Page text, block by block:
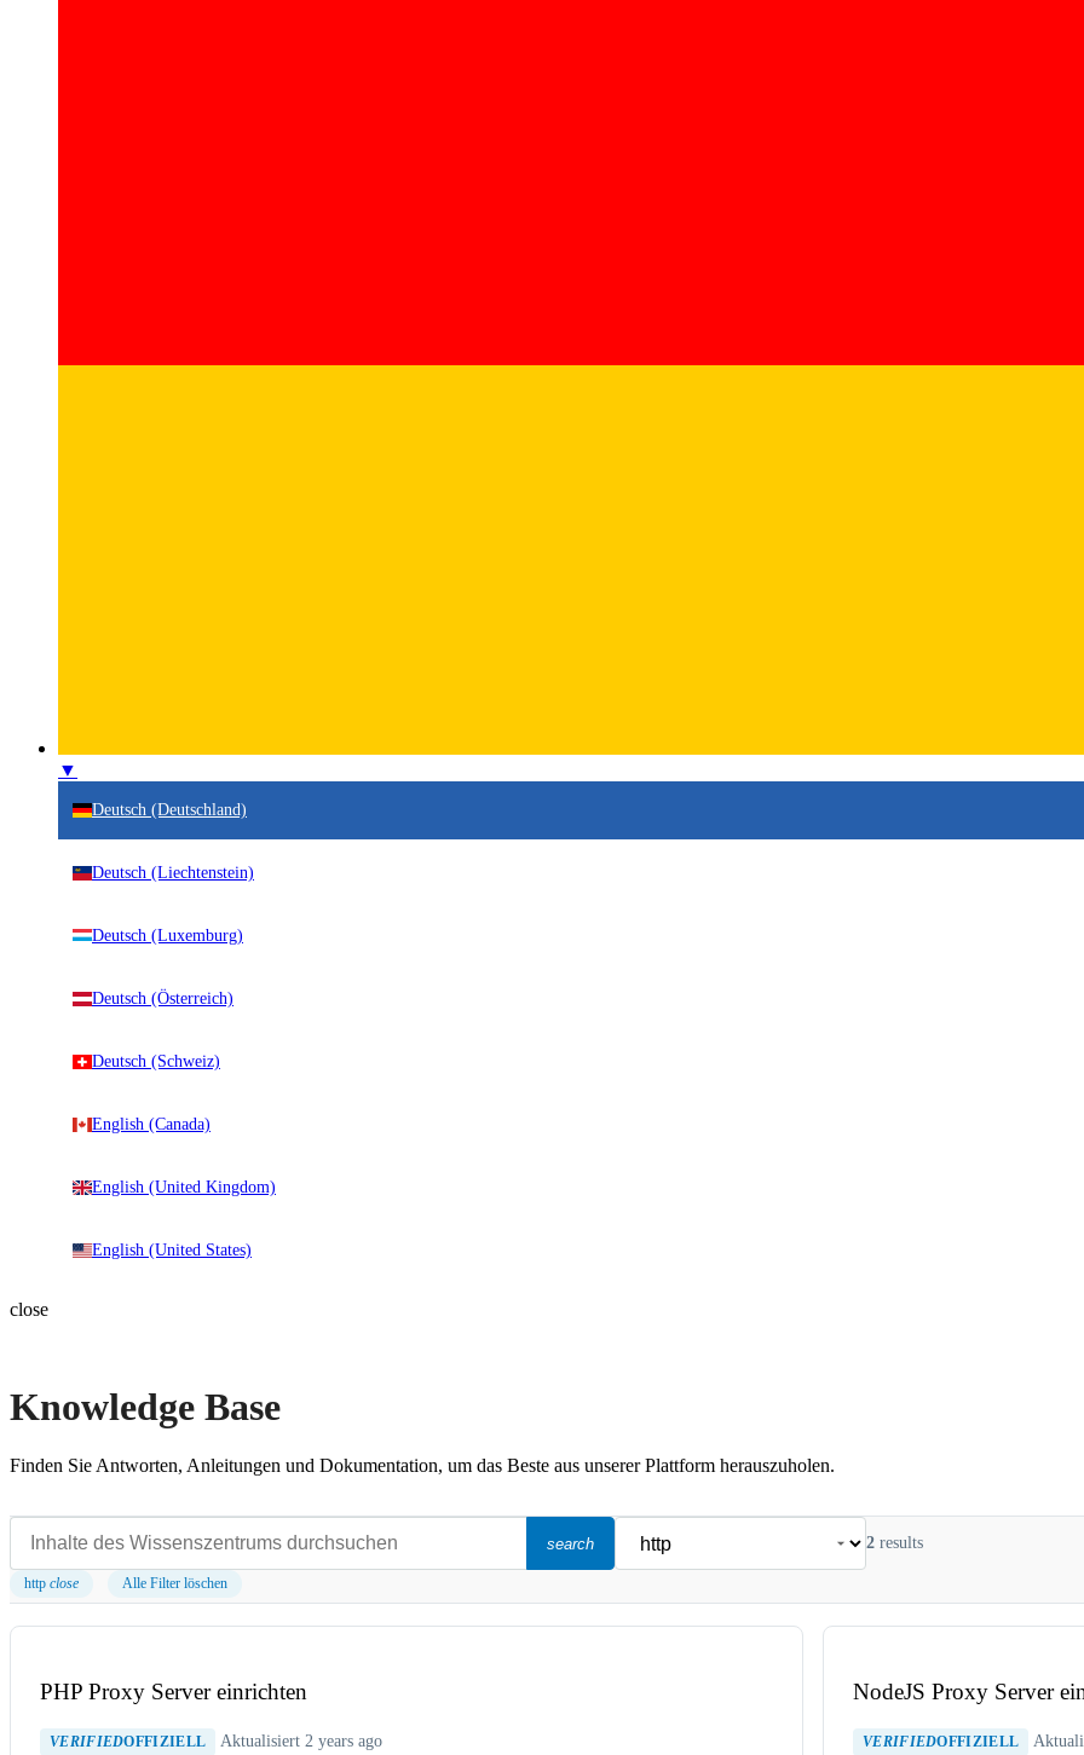
▼
Deutsch (Deutschland)
Deutsch (Liechtenstein)
Deutsch (Luxemburg)
Deutsch (Österreich)
Deutsch (Schweiz)
English (Canada)
English (United Kingdom)
English (United States)
close
Knowledge Base
Finden Sie Antworten, Anleitungen und Dokumentation, um das Beste aus unserer Plattform herauszuholen.
search 2 results
http close Alle Filter löschen
PHP Proxy Server einrichten
VERIFIEDOFFIZIELL Aktualisiert 2 years ago
NodeJS Proxy Server
VERIFIEDOFFIZIELL